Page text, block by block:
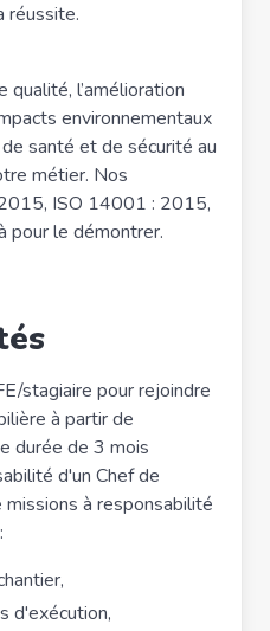
réussite.
qualité, l’amélioration
environnementaux
santé et de sécurité au
métier. Nos
ISO 14001 : 2015,
le démontrer.
stagiaire pour rejoindre
à partir de
durée de 3 mois
d'un Chef de
à responsabilité
d'exécution,